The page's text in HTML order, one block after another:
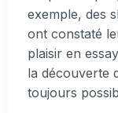
exemple, des
ont constaté
plaisir en
la découverte
toujours